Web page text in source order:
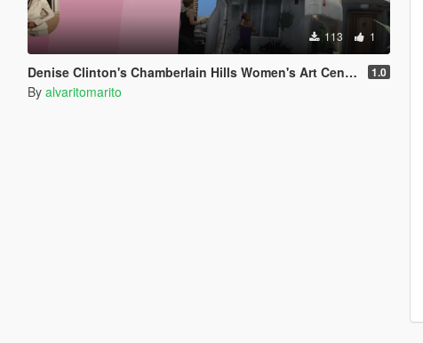
113 1
Denise Clinton's Chamberlain Hills Women's Art Center 1.0
By alvaritomarito